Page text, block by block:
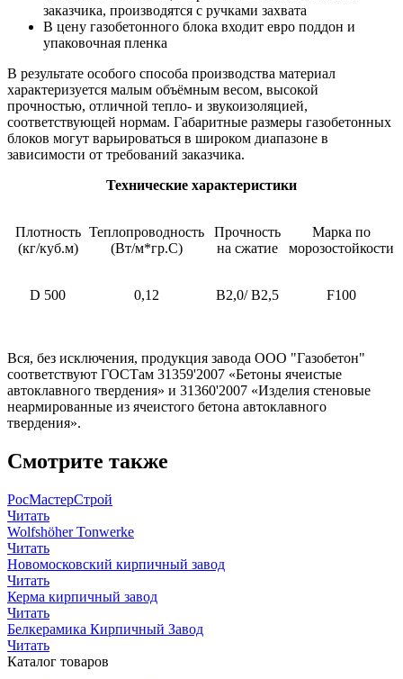
заказчика, производятся с ручками захвата
В цену газобетонного блока входит евро поддон и
упаковочная пленка
В результате особого способа производства материал
характеризуется малым объёмным весом, высокой
прочностью, отличной тепло- и звукоизоляцией,
соответствующей нормам. Габаритные размеры газобетонных
блоков могут варьироваться в широком диапазоне в
зависимости от требований заказчика.
Технические характеристики
Плотность
(кг/куб.м)
Теплопроводность
(Вт/м*гр.С)
Прочность
на сжатие
Марка по
морозостойкости
D 500 0,12 В2,0/ В2,5 F100
Вся, без исключения, продукция завода ООО "Газобетон"
соответствуют ГОСТам 31359'2007 «Бетоны ячеистые
автоклавного твердения» и 31360'2007 «Изделия стеновые
неармированные из ячеистого бетона автоклавного
твердения».
Смотрите также
РосМастерСтрой
Читать
Wolfshöher Tonwerke
Читать
Новомосковский кирпичный завод
Читать
Керма кирпичный завод
Читать
Белкерамика Кирпичный Завод
Читать
Каталог товаров